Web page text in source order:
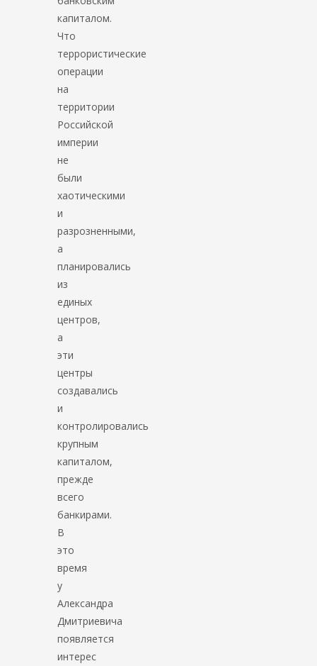
капиталом.
Что
террористические
операции
на
территории
Российской
империи
не
были
хаотическими
и
разрозненными,
а
планировались
из
единых
центров,
а
эти
центры
создавались
и
контролировались
крупным
капиталом,
прежде
всего
банкирами.
В
это
время
у
Александра
Дмитриевича
появляется
интерес